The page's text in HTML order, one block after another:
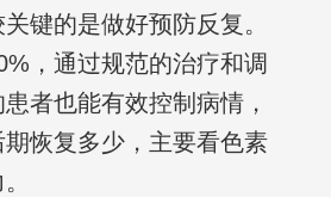
键的是做好预防反复。
，通过规范的治疗和调
者也能有效控制病情，
恢复多少，主要看色素